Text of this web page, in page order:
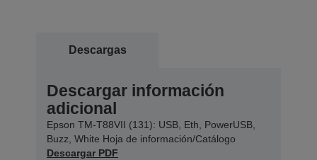
Descargas
Descargar información
adicional
Epson TM-T88VII (131): USB, Eth, PowerUSB,
Buzz, White Hoja de información/Catálogo
Descargar PDF